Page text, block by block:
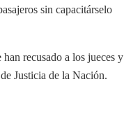
sin capacitárselo
recusado a los jueces y
Justicia de la Nación.